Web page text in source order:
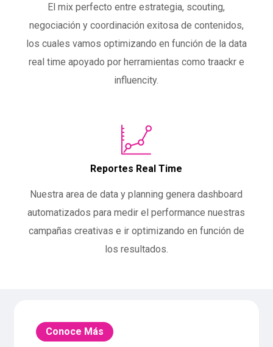
El mix perfecto entre estrategia, scouting,
negociación y coordinación exitosa de contenidos,
los cuales vamos optimizando en función de la data
real time apoyado por herramientas como traackr e
influencity.
Reportes Real Time
Nuestra area de data y planning genera dashboard
automatizados para medir el performance nuestras
campañas creativas e ir optimizando en función de
los resultados.
Conoce Más